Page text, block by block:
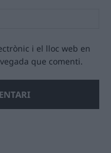
i el lloc web en
que comenti.